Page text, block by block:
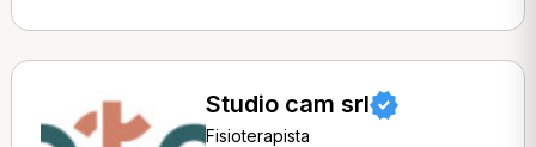
Studio cam srl
Fisioterapista